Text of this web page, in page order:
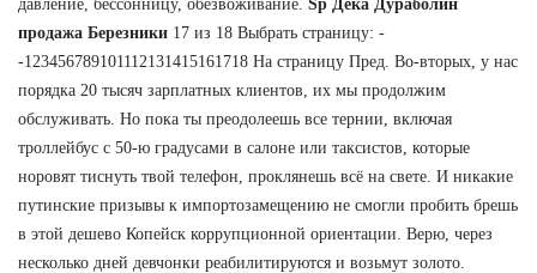
давление, бессонницу, обезвоживание. Sp Дека Дураболин
продажа Березники 17 из 18 Выбрать страницу: -
-123456789101112131415161718 На страницу Пред. Во-вторых, у нас
порядка 20 тысяч зарплатных клиентов, их мы продолжим
обслуживать. Но пока ты преодолеешь все тернии, включая
троллейбус с 50-ю градусами в салоне или таксистов, которые
норовят тиснуть твой телефон, проклянешь всё на свете. И никакие
путинские призывы к импортозамещению не смогли пробить брешь
в этой дешево Копейск коррупционной ориентации. Верю, через
несколько дней девчонки реабилитируются и возьмут золото.